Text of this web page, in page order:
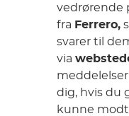
vedrørende
fra Ferrero,
svarer til
via
dig, hvis du
kunne